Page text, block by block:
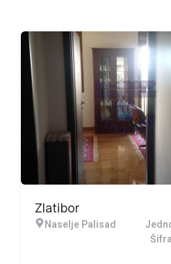
Zlatibor
Naselje Palisad